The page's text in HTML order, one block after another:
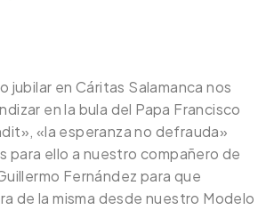
jubilar en Cáritas Salamanca nos
en la bula del Papa Francisco
«la esperanza no defrauda»
para ello a nuestro compañero de
Fernández para que
de la misma desde nuestro Modelo